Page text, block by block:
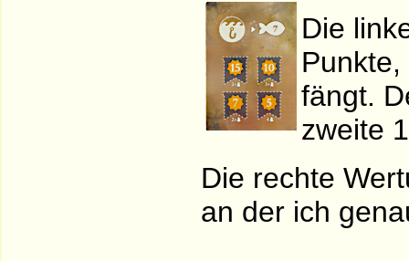
Die
fängt.
zweite
Die rechte
an der ich